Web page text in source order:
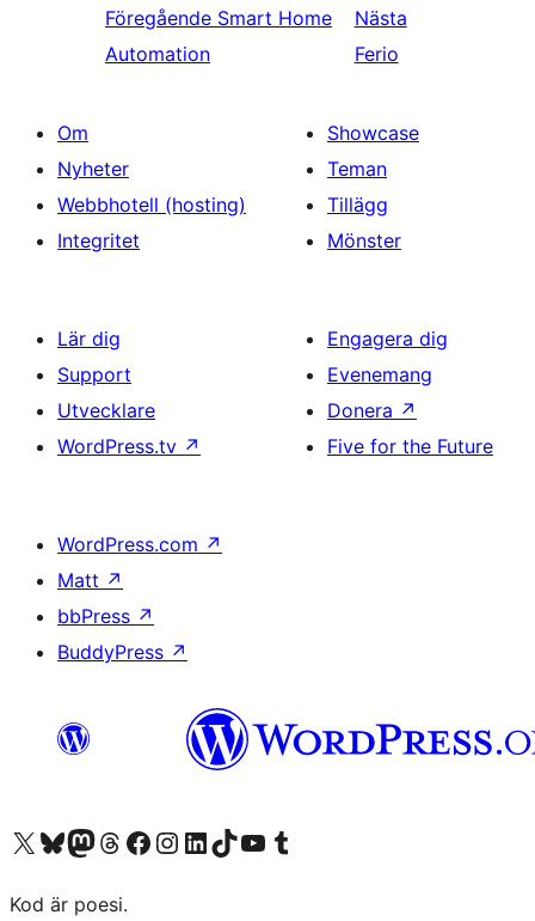
Föregående Smart Home
Automation
Nästa
Ferio
Om
Nyheter
Webbhotell (hosting)
Integritet
Showcase
Teman
Tillägg
Mönster
Lär dig
Support
Utvecklare
WordPress.tv ↗
Engagera dig
Evenemang
Donera ↗
Five for the Future
WordPress.com ↗
Matt ↗
bbPress ↗
BuddyPress ↗
Besök vår X-konto (f.d. Twitter)
Besök vårt Bluesky-konto
Besök vårt Mastodon-konto
Besök vårt Thread-konto
Besök vår Facebook-sidaBesök vårt Instagram-konto
Besök vårt LinkedIn-konto
Besök vårt TikTok-konto
Besök vår YouTube-kanalBesök vårt Tumblr-konto
Kod är poesi.